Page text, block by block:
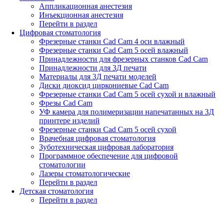
Аппликационная анестезия
Инъекционная анестезия
Перейти в раздел
Цифровая стоматология
Фрезерные станки Cad Cam 4 оси влажный
Фрезерные станки Cad Cam 5 осей влажный
Принадлежности для фрезерных станков Cad Cam
Принадлежности для 3Д печати
Материалы для 3Д печати моделей
Диски диоксид циркониевые Cad Cam
Фрезерные станки Cad Cam 5 осей сухой и влажный
Фрезы Cad Cam
УФ камера для полимеризации напечатанных на 3Д
принтере изделий
Фрезерные станки Cad Cam 5 осей сухой
Врачебная цифровая стоматология
Зуботехническая цифровая лаборатория
Программное обеспечение для цифровой
стоматологии
Лазеры стоматологические
Перейти в раздел
Детская стоматология
Перейти в раздел